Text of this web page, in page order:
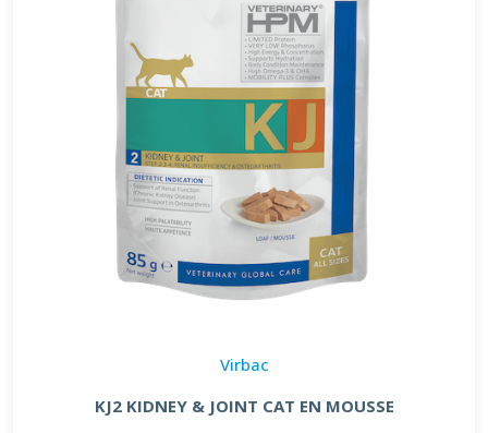
Virbac
KJ2 KIDNEY & JOINT CAT EN MOUSSE